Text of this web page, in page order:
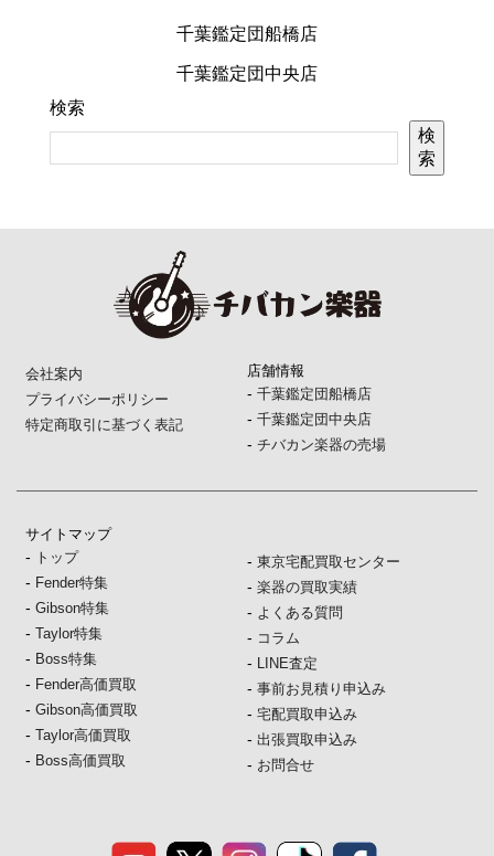
千葉鑑定団船橋店
千葉鑑定団中央店
検索
検
索
会社案内
プライバシーポリシー
特定商取引に基づく表記
店舗情報
- 千葉鑑定団船橋店
- 千葉鑑定団中央店
- チバカン楽器の売場
サイトマップ
- トップ
- Fender特集
-Gibson特集
-Taylor特集
- Boss特集
- Fender高価買取
-Gibson高価買取
-Taylor高価買取
- Boss高価買取
- 東京宅配買取センター
- 楽器の買取実績
- よくある質問
- コラム
- LINE査定
- 事前お見積り申込み
- 宅配買取申込み
- 出張買取申込み
- お問合せ